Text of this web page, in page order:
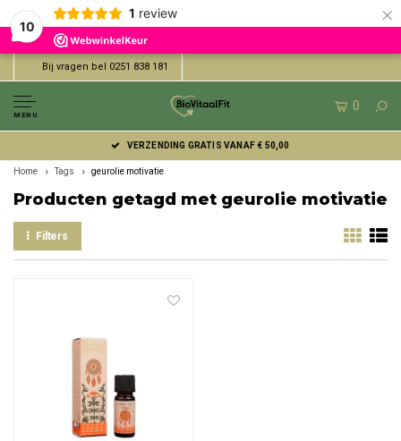
10
1 review ×
Bij vragen bel 0251 838 181
MENU
0
VERZENDING GRATIS VANAF € 50,00
Home Tags geurolie motivatie
Producten getagd met geurolie motivatie
Filters